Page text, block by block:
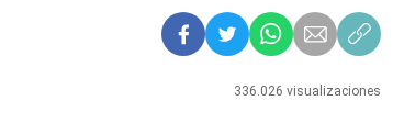
336.026 visualizaciones